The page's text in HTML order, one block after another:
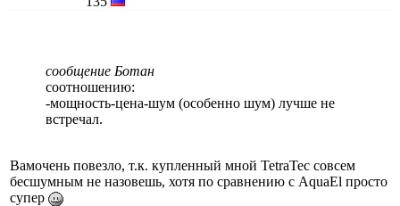
сообщение Ботан
соотношению:
-мощность-цена-шум (особенно шум) лучше не
встречал.
Вамочень повезло, т.к. купленный мной TetraTec совсем
бесшумным не назовешь, хотя по сравнению с AquaEl просто
супер